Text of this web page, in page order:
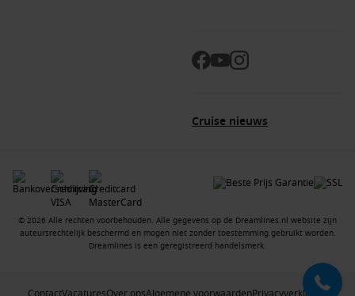
Cruise nieuws
© 2026 Alle rechten voorbehouden. Alle gegevens op de Dreamlines.nl website zijn
auteursrechtelijk beschermd en mogen niet zonder toestemming gebruikt worden.
Dreamlines is een geregistreerd handelsmerk.